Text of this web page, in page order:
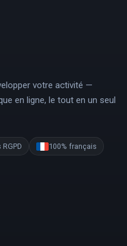
votre activité —
en ligne, le tout en un seul
100% français